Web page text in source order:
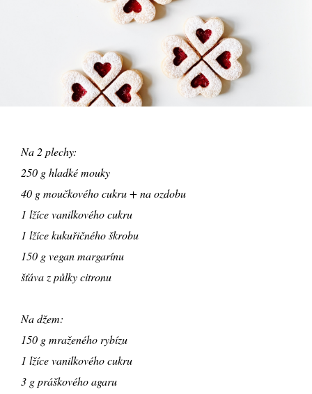
Na 2 plechy:
250 g hladké mouky
40 g moučkového cukru + na ozdobu
1 lžíce vanilkového cukru
1 lžíce kukuřičného škrobu
150 g vegan margarínu
šťáva z půlky citronu
Na džem:
150 g mraženého rybízu
1 lžíce vanilkového cukru
3 g práškového agaru